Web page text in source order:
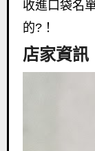
收進口袋名
的?！
店家資訊